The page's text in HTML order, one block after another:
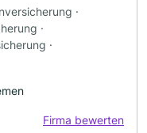
·
·
·
Firma bewerten